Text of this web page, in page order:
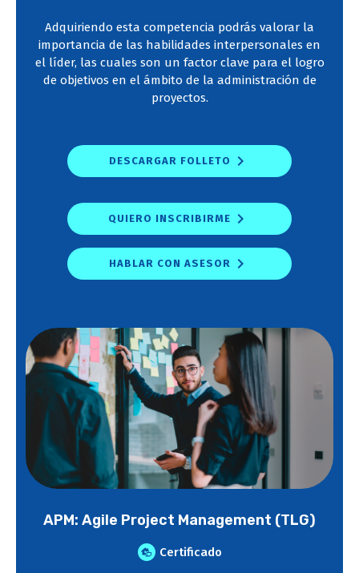
Adquiriendo esta competencia podrás valorar la
importancia de las habilidades interpersonales en
el líder, las cuales son un factor clave para el logro
de objetivos en el ámbito de la administración de
proyectos.
DESCARGAR FOLLETO
QUIERO INSCRIBIRME
HABLAR CON ASESOR
APM: Agile Project Management (TLG)
Certificado